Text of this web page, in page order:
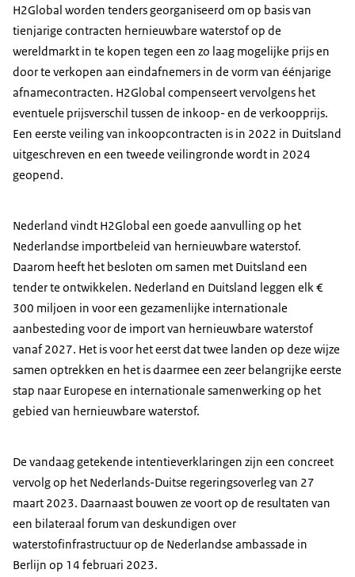
H2Global worden tenders georganiseerd om op basis van
tienjarige contracten hernieuwbare waterstof op de
wereldmarkt in te kopen tegen een zo laag mogelijke prijs en
door te verkopen aan eindafnemers in de vorm van éénjarige
afnamecontracten. H2Global compenseert vervolgens het
eventuele prijsverschil tussen de inkoop- en de verkoopprijs.
Een eerste veiling van inkoopcontracten is in 2022 in Duitsland
uitgeschreven en een tweede veilingronde wordt in 2024
geopend.
Nederland vindt H2Global een goede aanvulling op het
Nederlandse importbeleid van hernieuwbare waterstof.
Daarom heeft het besloten om samen met Duitsland een
tender te ontwikkelen. Nederland en Duitsland leggen elk €
300 miljoen in voor een gezamenlijke internationale
aanbesteding voor de import van hernieuwbare waterstof
vanaf 2027. Het is voor het eerst dat twee landen op deze wijze
samen optrekken en het is daarmee een zeer belangrijke eerste
stap naar Europese en internationale samenwerking op het
gebied van hernieuwbare waterstof.
De vandaag getekende intentieverklaringen zijn een concreet
vervolg op het Nederlands-Duitse regeringsoverleg van 27
maart 2023. Daarnaast bouwen ze voort op de resultaten van
een bilateraal forum van deskundigen over
waterstofinfrastructuur op de Nederlandse ambassade in
Berlijn op 14 februari 2023.